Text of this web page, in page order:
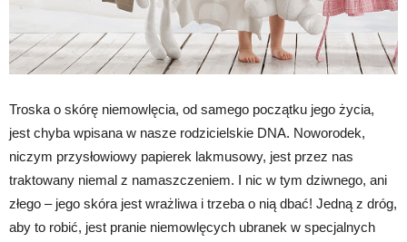
Troska o skórę niemowlęcia, od samego początku jego życia,
jest chyba wpisana w nasze rodzicielskie DNA. Noworodek,
niczym przysłowiowy papierek lakmusowy, jest przez nas
traktowany niemal z namaszczeniem. I nic w tym dziwnego, ani
złego – jego skóra jest wrażliwa i trzeba o nią dbać! Jedną z dróg,
aby to robić, jest pranie niemowlęcych ubranek w specjalnych